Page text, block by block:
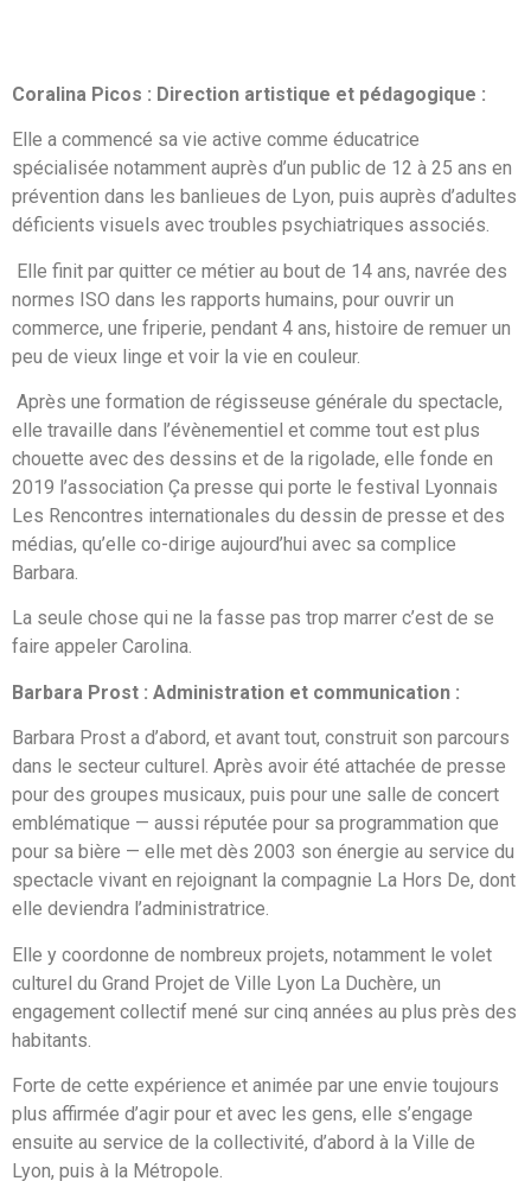
Coralina Picos : Direction artistique et pédagogique :
Elle a commencé sa vie active comme éducatrice
spécialisée notamment auprès d’un public de 12 à 25 ans en
prévention dans les banlieues de Lyon, puis auprès d’adultes
déficients visuels avec troubles psychiatriques associés.
Elle finit par quitter ce métier au bout de 14 ans, navrée des
normes ISO dans les rapports humains, pour ouvrir un
commerce, une friperie, pendant 4 ans, histoire de remuer un
peu de vieux linge et voir la vie en couleur.
Après une formation de régisseuse générale du spectacle,
elle travaille dans l’évènementiel et comme tout est plus
chouette avec des dessins et de la rigolade, elle fonde en
2019 l’association Ça presse qui porte le festival Lyonnais
Les Rencontres internationales du dessin de presse et des
médias, qu’elle co-dirige aujourd’hui avec sa complice
Barbara.
La seule chose qui ne la fasse pas trop marrer c’est de se
faire appeler Carolina.
Barbara Prost : Administration et communication :
Barbara Prost a d’abord, et avant tout, construit son parcours
dans le secteur culturel. Après avoir été attachée de presse
pour des groupes musicaux, puis pour une salle de concert
emblématique — aussi réputée pour sa programmation que
pour sa bière — elle met dès 2003 son énergie au service du
spectacle vivant en rejoignant la compagnie La Hors De, dont
elle deviendra l’administratrice.
Elle y coordonne de nombreux projets, notamment le volet
culturel du Grand Projet de Ville Lyon La Duchère, un
engagement collectif mené sur cinq années au plus près des
habitants.
Forte de cette expérience et animée par une envie toujours
plus affirmée d’agir pour et avec les gens, elle s’engage
ensuite au service de la collectivité, d’abord à la Ville de
Lyon, puis à la Métropole.